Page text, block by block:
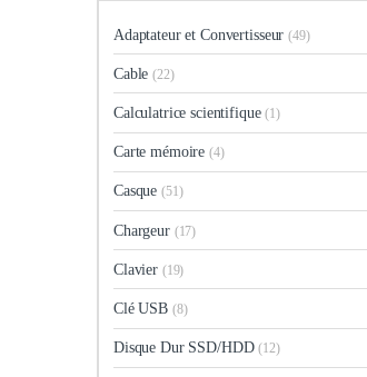
Adaptateur et Convertisseur(49)
Cable(22)
Calculatrice scientifique(1)
Carte mémoire(4)
Casque(51)
Chargeur (17)
Clavier (19)
Clé USB (8)
Disque Dur SSD/HDD(12)